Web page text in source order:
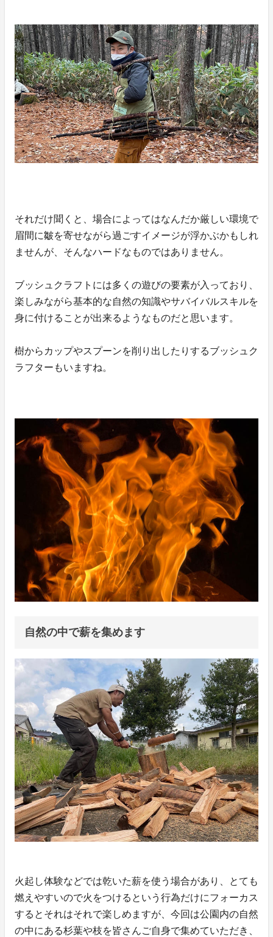
それだけ聞くと、場合によってはなんだか厳しい環境で
眉間に皺を寄せながら過ごすイメージが浮かぶかもしれ
ませんが、そんなハードなものではありません。
ブッシュクラフトには多くの遊びの要素が入っており、
楽しみながら基本的な自然の知識やサバイバルスキルを
身に付けることが出来るようなものだと思います。
樹からカップやスプーンを削り出したりするブッシュク
ラフターもいますね。
自然の中で薪を集めます
火起し体験などでは乾いた薪を使う場合があり、とても
燃えやすいので火をつけるという行為だけにフォーカス
するとそれはそれで楽しめますが、今回は公園内の自然
の中にある杉葉や枝を皆さんご自身で集めていただき、